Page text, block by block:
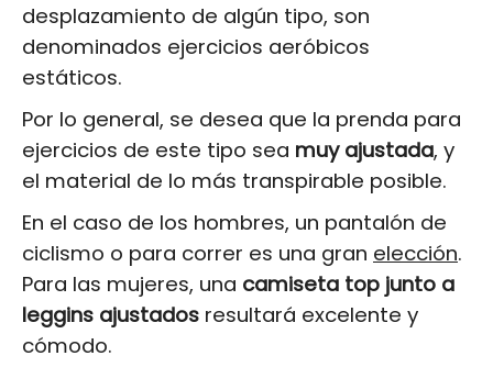
desplazamiento de algún tipo, son
denominados ejercicios aeróbicos
estáticos.
Por lo general, se desea que la prenda para
ejercicios de este tipo sea muy ajustada, y
el material de lo más transpirable posible.
En el caso de los hombres, un pantalón de
ciclismo o para correr es una gran elección.
Para las mujeres, una camiseta top junto a
leggins ajustados resultará excelente y
cómodo.